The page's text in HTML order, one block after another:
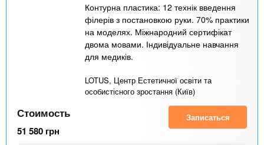
Контурна пластика: 12 технік введення
філерів з постановкою руки. 70% практики
на моделях. Міжнародний сертифікат
двома мовами. Індивідуальне навчання
для медиків.
LOTUS, Центр Естетичної освіти та
особистісного зростання (Київ)
Стоимость
51 580 грн
Записаться